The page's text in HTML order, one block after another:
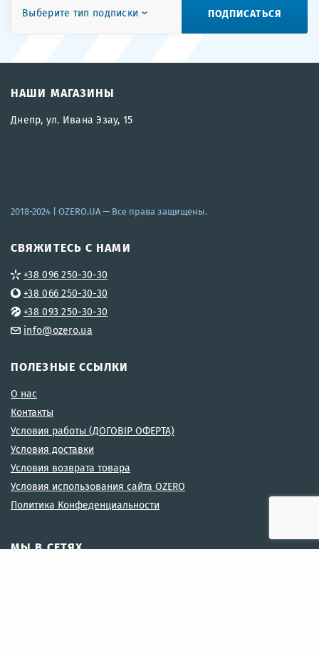
Выберите тип подписки ПОДПИСАТЬСЯ
НАШИ МАГАЗИНЫ
Днепр, ул. Ивана Эзау, 15
2018-2024 | OZERO.UA— Все права защищены.
СВЯЖИТЕСЬ С НАМИ
+38 096 250-30-30
+38 066 250-30-30
+38 093 250-30-30
info@ozero.ua
ПОЛЕЗНЫЕ ССЫЛКИ
О нас
Контакты
Условия работы (ДОГОВІР ОФЕРТА)
Условия доставки
Условия возврата товара
Условия использования сайта OZERO
Политика Конфеденциальности
МЫ В СЕТЯХ